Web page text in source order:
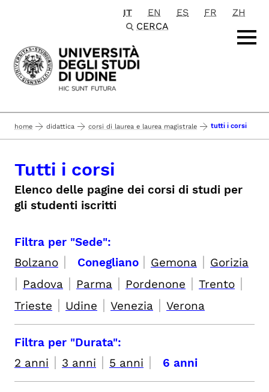
Passa al contenuto principale
IT EN ES FR
ZH
CERCA
home didattica corsi di laurea e laurea magistrale tutti i corsi
Tutti i corsi
Elenco delle pagine dei corsi di studi per
gli studenti iscritti
Filtra per "Sede":
Bolzano | Conegliano | Gemona | Gorizia
| Padova | Parma | Pordenone | Trento |
Trieste | Udine | Venezia | Verona
Filtra per "Durata":
2 anni | 3 anni | 5 anni | 6 anni